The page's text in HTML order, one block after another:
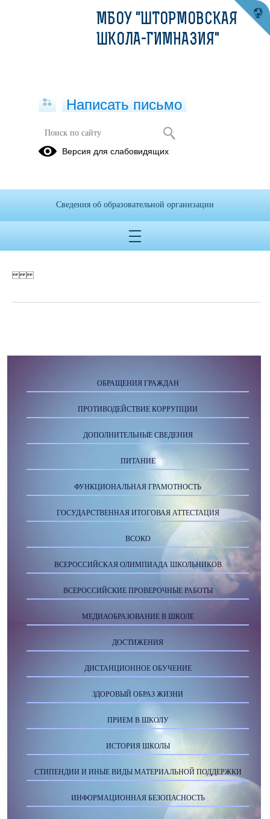
Приказ о мерах по профилактике
Опубликовано на сайте
ОБРАЩЕНИЯ ГРАЖДАН
ПРОТИВОДЕЙСТВИЕ КОРРУПЦИИ
ДОПОЛНИТЕЛЬНЫЕ СВЕДЕНИЯ
ПИТАНИЕ
ФУНКЦИОНАЛЬНАЯ ГРАМОТНОСТЬ
ГОСУДАРСТВЕННАЯ ИТОГОВАЯ АТТЕСТАЦИЯ
ВСОКО
ВСЕРОССИЙСКАЯ ОЛИМПИАДА ШКОЛЬНИКОВ
ВСЕРОССИЙСКИЕ ПРОВЕРОЧНЫЕ РАБОТЫ
МЕДИАОБРАЗОВАНИЕ В ШКОЛЕ
ДОСТИЖЕНИЯ
ДИСТАНЦИОННОЕ ОБУЧЕНИЕ
ЗДОРОВЫЙ ОБРАЗ ЖИЗНИ
ПРИЕМ В ШКОЛУ
ИСТОРИЯ ШКОЛЫ
СТИПЕНДИИ И ИНЫЕ ВИДЫ МАТЕРИАЛЬНОЙ ПОДДЕРЖКИ
ИНФОРМАЦИОННАЯ БЕЗОПАСНОСТЬ
МБОУ "ШТОРМОВСКАЯ
ШКОЛА-ГИМНАЗИЯ"
Написать письмо
Версия для слабовидящих
Сведения об образовательной организации